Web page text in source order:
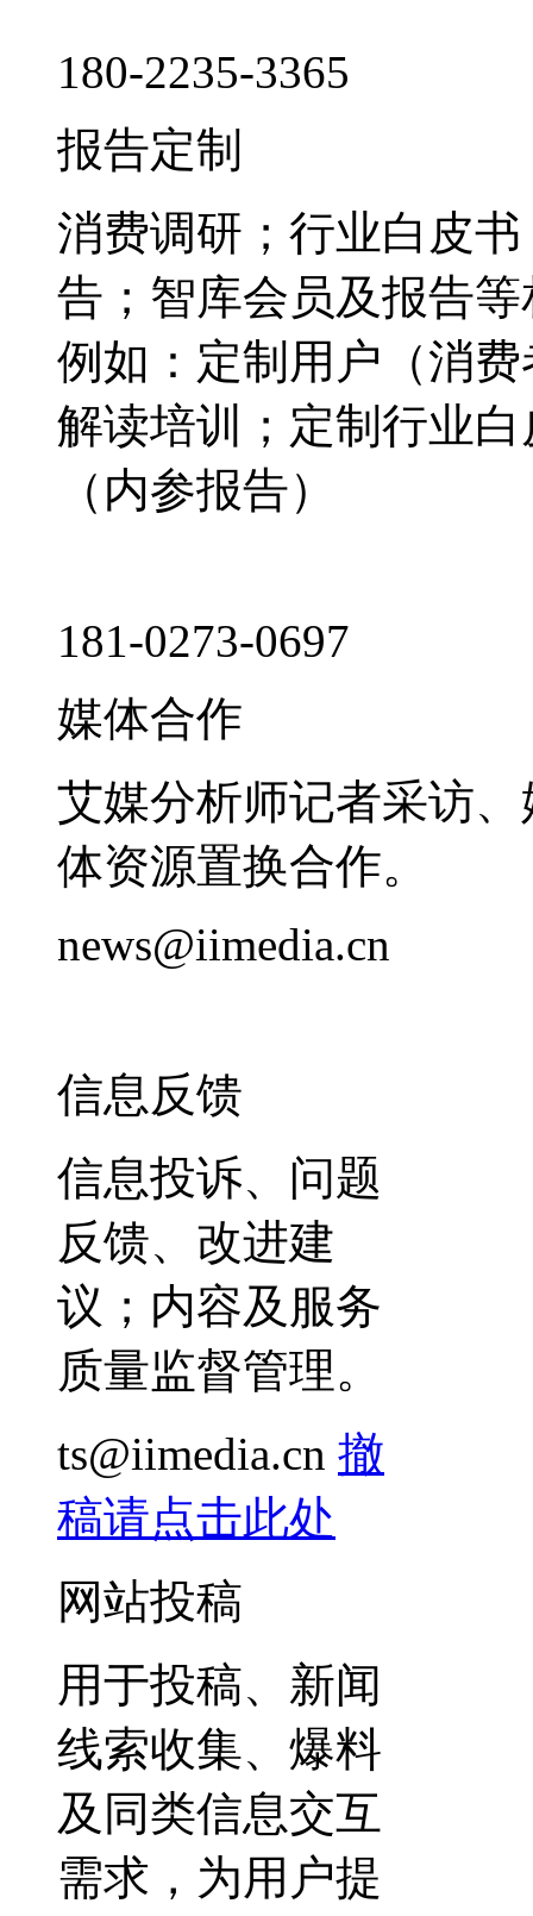
180-2235-3365
报告定制
消费调研；行业白皮
告；智库会员及报告
例如：定制用户（消
解读培训；定制行业
（内参报告）
181-0273-0697
媒体合作
艾媒分析师记者采访
体资源置换合作。
news@iimedia.cn
信息反馈
信息投诉、问题
反馈、改进建
议；内容及服务
质量监督管理。
ts@iimedia.cn 撤
稿请点击此处
网站投稿
用于投稿、新闻
线索收集、爆料
及同类信息交互
需求，为用户提